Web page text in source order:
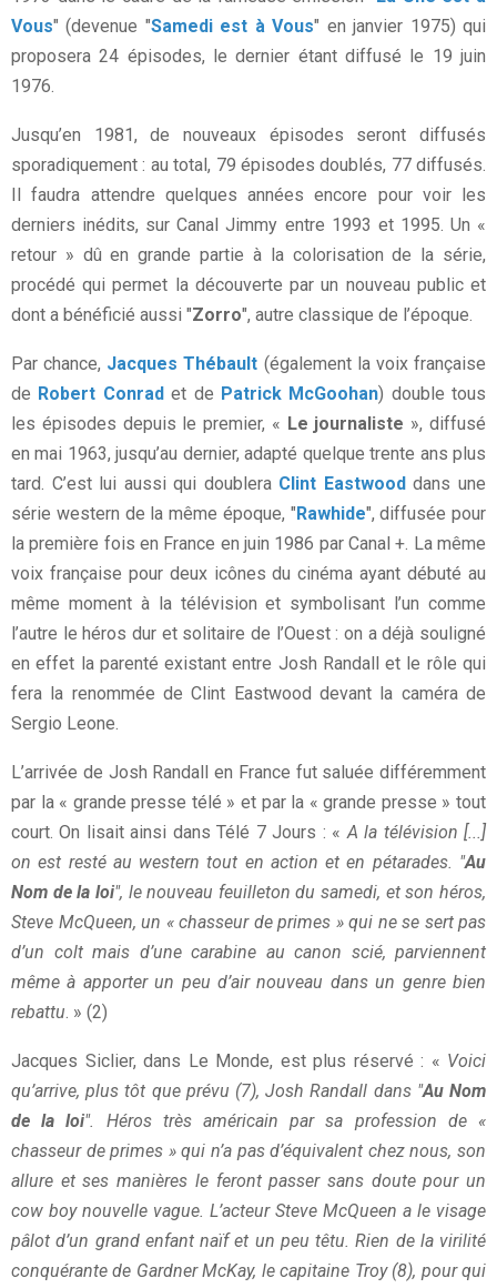
Vous" (devenue "Samedi est à Vous" en janvier 1975) qui
proposera 24 épisodes, le dernier étant diffusé le 19 juin
1976.
Jusqu’en 1981, de nouveaux épisodes seront diffusés
sporadiquement : au total, 79 épisodes doublés, 77 diffusés.
Il faudra attendre quelques années encore pour voir les
derniers inédits, sur Canal Jimmy entre 1993 et 1995. Un «
retour » dû en grande partie à la colorisation de la série,
procédé qui permet la découverte par un nouveau public et
dont a bénéficié aussi "Zorro", autre classique de l’époque.
Par chance, Jacques Thébault (également la voix française
de Robert Conrad et de Patrick McGoohan) double tous
les épisodes depuis le premier, « Le journaliste », diffusé
en mai 1963, jusqu’au dernier, adapté quelque trente ans plus
tard. C’est lui aussi qui doubleraClint Eastwood dans une
série western de la même époque, " Rawhide", diffusée pour
la première fois en France en juin 1986 par Canal +. La même
voix française pour deux icônes du cinéma ayant débuté au
même moment à la télévision et symbolisant l’un comme
l’autre le héros dur et solitaire de l’Ouest : on a déjà souligné
en effet la parenté existant entre Josh Randall et le rôle qui
fera la renommée de Clint Eastwood devant la caméra de
Sergio Leone.
L’arrivée de Josh Randall en France fut saluée différemment
par la « grande presse télé » et par la « grande presse » tout
court. On lisait ainsi dans Télé 7 Jours : «A la télévision [...]
on est resté au western tout en action et en pétarades. "Au
Nom de la loi", le nouveau feuilleton du samedi, et son héros,
Steve McQueen, un « chasseur de primes » qui ne se sert pas
d’un colt mais d’une carabine au canon scié, parviennent
même à apporter un peu d’air nouveau dans un genre bien
rebattu. » (2)
Jacques Siclier, dans Le Monde, est plus réservé : « Voici
qu’arrive, plus tôt que prévu (7), Josh Randall dans "Au Nom
de la loi". Héros très américain par sa profession de «
chasseur de primes » qui n’a pas d’équivalent chez nous, son
allure et ses manières le feront passer sans doute pour un
cow boy nouvelle vague. L’acteur Steve McQueen a le visage
pâlot d’un grand enfant naïf et un peu têtu. Rien de la virilité
conquérante de Gardner McKay, le capitaine Troy (8), pour qui